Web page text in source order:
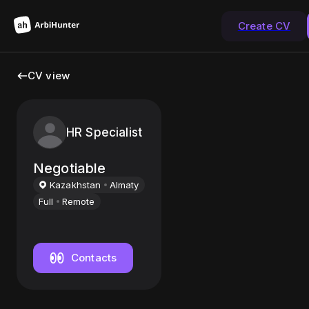
Create CV
CV view
HR Specialist
Negotiable
Kazakhstan
Almaty
Full
Remote
Contacts